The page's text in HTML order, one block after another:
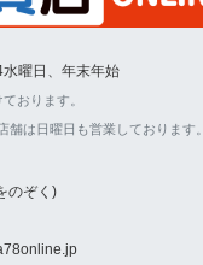
曜日、年末年始
おります。
舗は日曜日も営業しております。
のぞく)